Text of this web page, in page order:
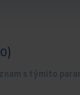
s týmito